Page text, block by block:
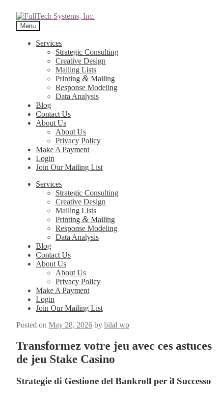
Menu
Services
Strategic Consulting
Creative Design
Mailing Lists
Printing & Mailing
Response Modeling
Data Analysis
Blog
Contact Us
About Us
About Us
Privacy Policy
Make A Payment
Login
Join Our Mailing List
Services
Strategic Consulting
Creative Design
Mailing Lists
Printing & Mailing
Response Modeling
Data Analysis
Blog
Contact Us
About Us
About Us
Privacy Policy
Make A Payment
Login
Join Our Mailing List
Posted on May 28, 2026 by bilal wp
Transformez votre jeu avec ces astuces
de jeu Stake Casino
Strategie di Gestione del Bankroll per il Successo